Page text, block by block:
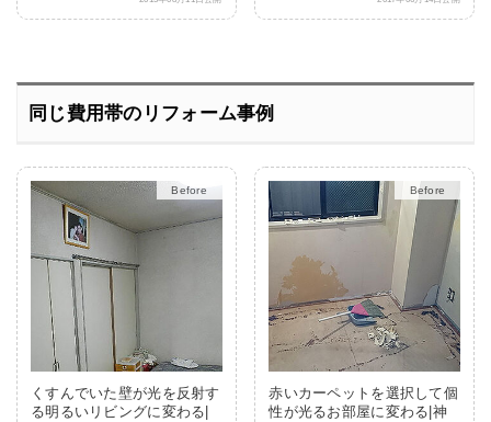
同じ費用帯のリフォーム事例
After
くすんでいた壁が光を反射す
る明るいリビングに変わる|
After
赤いカーペットを選択して個
性が光るお部屋に変わる|神